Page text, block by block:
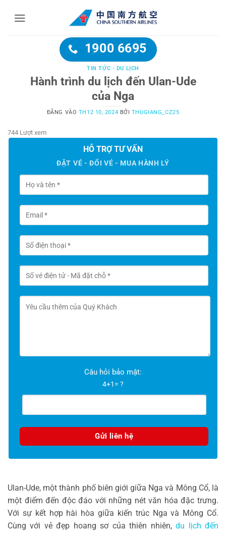
1900 6695
TIN TỨC - DU LỊCH
Hành trình du lịch đến Ulan-Ude
của Nga
ĐĂNG VÀO TH12 10, 2024 BỞI THUGIANG_CZ25
744 Lượt xem
HỖ TRỢ TƯ VẤN
ĐẶT VÉ - ĐỔI VÉ - MUA HÀNH LÝ
Câu hỏi bảo mật:
4+1= ?
Ulan-Ude, một thành phố biên giới giữa Nga và Mông Cổ, là
một điểm đến độc đáo với những nét văn hóa đặc trưng.
Với sự kết hợp hài hòa giữa kiến trúc Nga và Mông Cổ.
Cùng với vẻ đẹp hoang sơ của thiên nhiên,du lịch đến